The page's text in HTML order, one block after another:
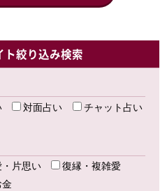
ト絞り込み検索
対面占い
チャット占い
片思い
復縁・複雑愛